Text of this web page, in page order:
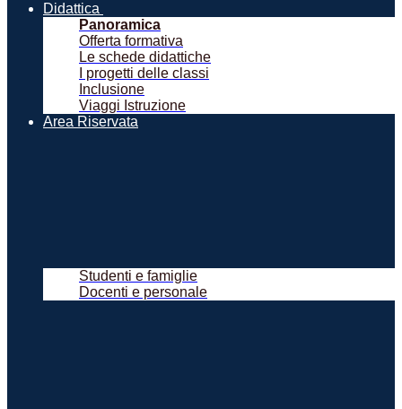
Didattica
Panoramica
Offerta formativa
Le schede didattiche
I progetti delle classi
Inclusione
Viaggi Istruzione
Area Riservata
Studenti e famiglie
Docenti e personale